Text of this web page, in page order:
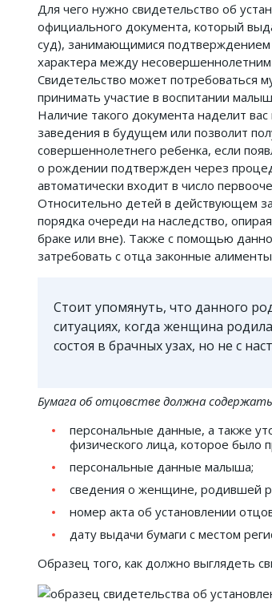
Для чего нужно свидетельство об
официального документа, который
суд), занимающимися подтверждением
характера между
Свидетельство может потребоваться
принимать участие в воспитании
Наличие такого документа наделит
заведения в будущем или позволит
совершеннолетнего ребенка, если
о рождении подтвержден через
автоматически входит в число
Относительно детей в действующем
порядка очереди на наследство,
браке или вне). Также с помощью
затребовать с отца законные
Стоит упомянуть, что данного
ситуациях, когда женщина
состоя в брачных узах, но не с
Бумага об отцовстве должна
персональные данные, а также
физического лица, которое было
персональные данные малыша;
сведения о женщине, родившей
номер акта об установлении
дату выдачи бумаги с местом
Образец того, как должно выглядеть